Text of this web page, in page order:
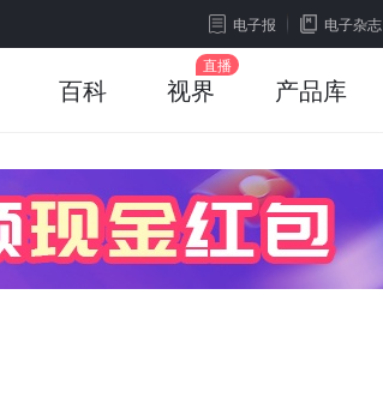
电子报 电子杂志
百科 视界 产品库